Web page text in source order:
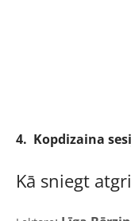
4. Kopdizaina
Kā sniegt